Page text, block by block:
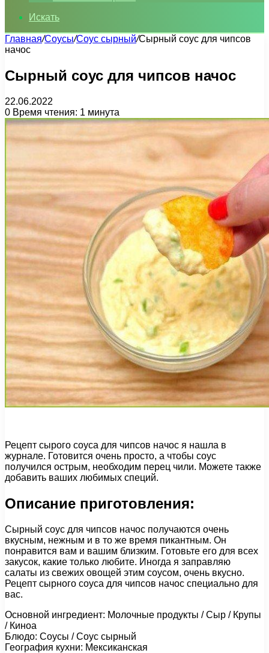
Искать
Главная/Соусы/Соус сырный/Сырный соус для чипсов
начос
Сырный соус для чипсов начос
22.06.2022
0 Время чтения: 1 минута
Рецепт сырого соуса для чипсов начос я нашла в
журнале. Готовится очень просто, а чтобы соус
получился острым, необходим перец чили. Можете также
добавить ваших любимых специй.
Описание приготовления:
Сырный соус для чипсов начос получаются очень
вкусным, нежным и в то же время пикантным. Он
понравится вам и вашим близким. Готовьте его для всех
закусок, какие только любите. Иногда я заправляю
салаты из свежих овощей этим соусом, очень вкусно.
Рецепт сырного соуса для чипсов начос специально для
вас.
Основной ингредиент: Молочные продукты / Сыр / Крупы
/ Киноа
Блюдо: Соусы / Соус сырный
География кухни: Мексиканская